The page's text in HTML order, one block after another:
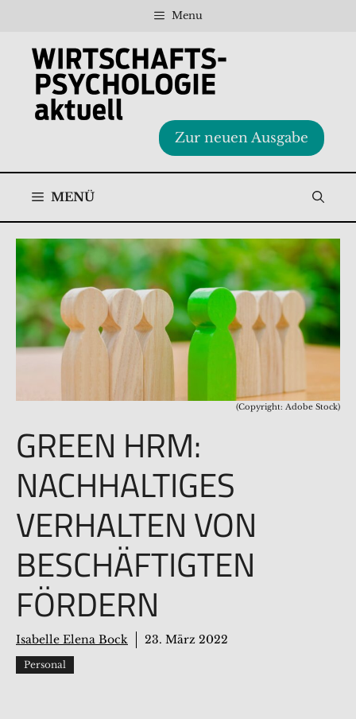
springen
Menu
Zur neuen Ausgabe
MENÜ
GREEN HRM:
NACHHALTIGES
VERHALTEN VON
BESCHÄFTIGTEN
FÖRDERN
Isabelle Elena Bock 23. März 2022
Personal
(Copyright: Adobe Stock)